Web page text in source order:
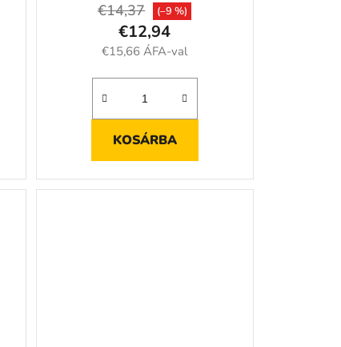
€15,66 ÁFA-val
€12,94
€14,37 (–9 %)
KOSÁRBA